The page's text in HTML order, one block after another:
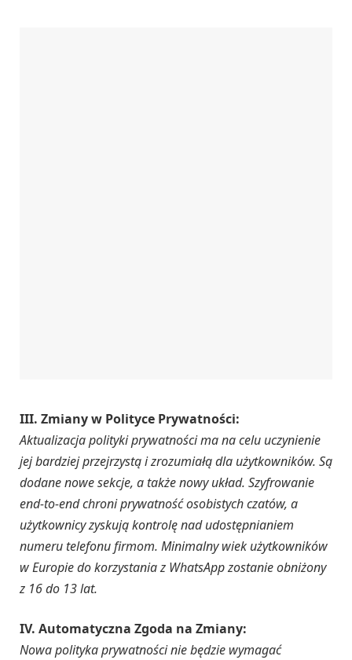
III. Zmiany w Polityce Prywatności:
Aktualizacja polityki prywatności ma na celu uczynienie
jej bardziej przejrzystą i zrozumiałą dla użytkowników. Są
dodane nowe sekcje, a także nowy układ. Szyfrowanie
end-to-end chroni prywatność osobistych czatów, a
użytkownicy zyskują kontrolę nad udostępnianiem
numeru telefonu firmom. Minimalny wiek użytkowników
w Europie do korzystania z WhatsApp zostanie obniżony
z 16 do 13 lat.
IV. Automatyczna Zgoda na Zmiany:
Nowa polityka prywatności nie będzie wymagać